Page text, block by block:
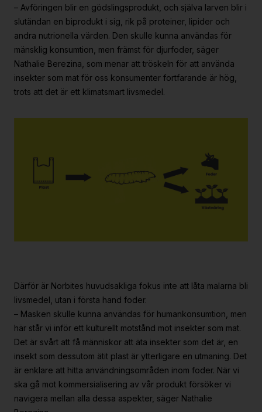
– Avföringen blir en gödslingsprodukt, och själva larven blir i
slutändan en biprodukt i sig, rik på proteiner, lipider och
andra nutrionella värden. Den skulle kunna användas för
mänsklig konsumtion, men främst för djurfoder, säger
Nathalie Berezina, som menar att tröskeln för att använda
insekter som mat för oss konsumenter fortfarande är hög,
trots att det är ett klimatsmart livsmedel.
Därför är Norbites huvudsakliga fokus inte att låta malarna bli
livsmedel, utan i första hand foder.
– Masken skulle kunna användas för humankonsumtion, men
här står vi inför ett kulturellt motstånd mot insekter som mat.
Det är svårt att få människor att äta insekter som det är, en
insekt som dessutom ätit plast är ytterligare en utmaning. Det
är enklare att hitta användningsområden inom foder. När vi
ska gå mot kommersialisering av vår produkt försöker vi
navigera mellan alla dessa aspekter, säger Nathalie